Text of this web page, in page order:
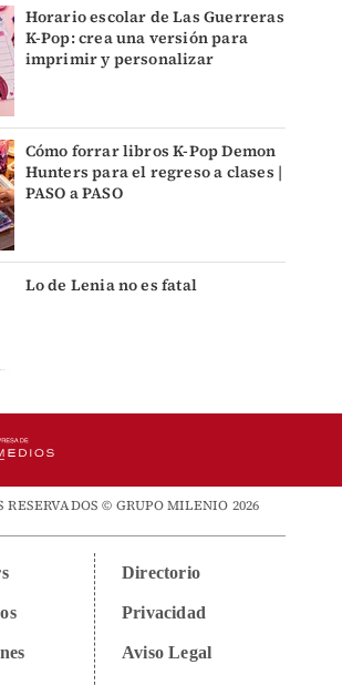
Horario escolar de Las Guerreras
K-Pop: crea una versión para
imprimir y personalizar
Cómo forrar libros K-Pop Demon
Hunters para el regreso a clases |
PASO a PASO
Lo de Lenia no es fatal
RESERVADOS © GRUPO MILENIO 2026
Directorio
Privacidad
Aviso Legal